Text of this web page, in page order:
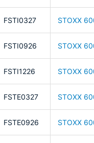
FSTI0327 STOXX
FSTI0926 STOXX
FSTI1226 STOXX
FSTE0327 STOXX
FSTE0926 STOXX